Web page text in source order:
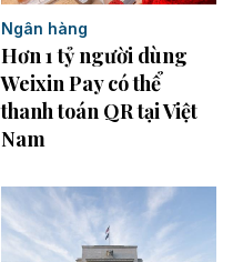
Ngân hàng
Hơn 1 tỷ người dùng
Weixin Pay có thể
thanh toán QR tại Việt
Nam